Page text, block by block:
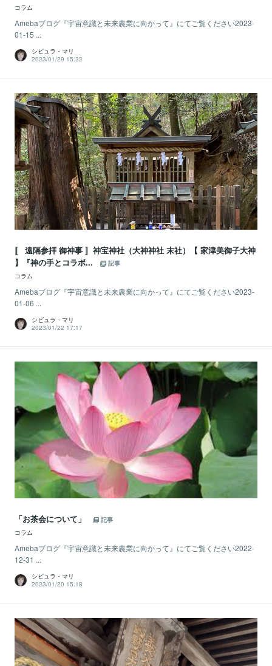
コラム
Amebaブログ『宇宙意識と未来農業に向かって』にてご覧ください2023-
01-15 ...
シビュラ・マリ
2023/01/29 15:32
〚 遠隔参拝 御神事 〛神宝神社（大神神社 末社）【 家津美御子大神
】『神の手とコラボ...
記事
コラム
Amebaブログ『宇宙意識と未来農業に向かって』にてご覧ください2023-
01-06 ...
シビュラ・マリ
2023/01/22 17:17
「お茶会について」
記事
コラム
Amebaブログ『宇宙意識と未来農業に向かって』にてご覧ください2022-
12-31 ...
シビュラ・マリ
2023/01/20 15:18